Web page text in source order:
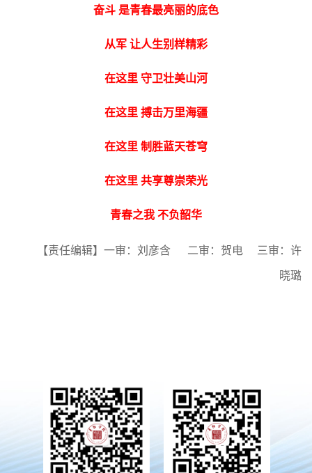
奋斗 是青春最亮丽的底色
从军 让人生别样精彩
在这里 守卫壮美山河
在这里 搏击万里海疆
在这里 制胜蓝天苍穹
在这里 共享尊崇荣光
青春之我 不负韶华
【责任编辑】一审：刘彦含 二审：贺电 三审：许
晓璐